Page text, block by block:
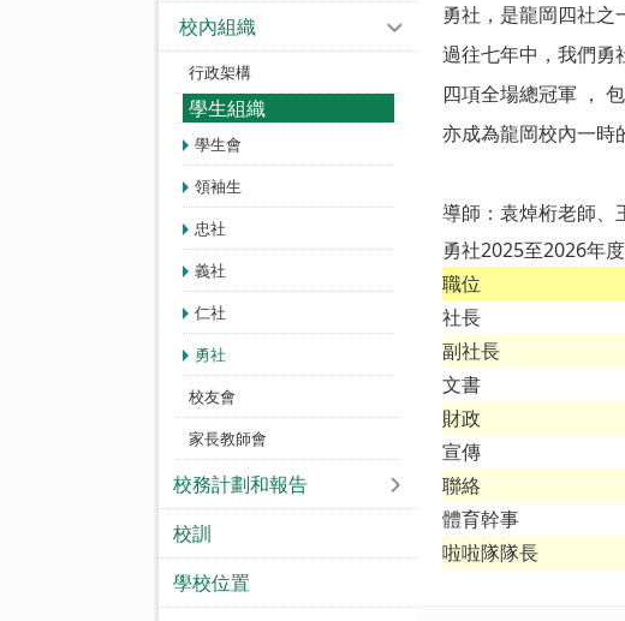
勇社，是龍岡四社之
過往七年中，我們勇
四項全場總冠軍 ，
亦成為龍岡校內一時
導師：袁焯桁老師、
勇社2025至2026年
職位
社長
副社長
文書
財政
宣傳
聯絡
體育幹事
啦啦隊隊長
校內組織
行政架構
學生組織
學生會
領袖生
忠社
義社
仁社
勇社
校友會
家長教師會
校務計劃和報告
校訓
學校位置